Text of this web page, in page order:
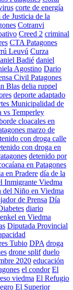
corte de energía
Justicia de la
Cotranvi
Creed 2 criminal
CTA Patagones
Leuvú Curza
Badié daniel
Agostino Dario
Civil Patagones
Blas delia ruppel
deporte adaptado
Municipalidad de
vs Temperley
cloacales en
marzo de
con droga calle
con droga en
detenido por
en Patagones
en Pradere día de la
Inmigrante Viedma
del Niño en Viedma
de Prensa Día
diario
en Viedma
Diputada Provincial
Tubio DPA droga
drone splif duelo
2020 educación
el condor El
viedma El Refugio
El Superior